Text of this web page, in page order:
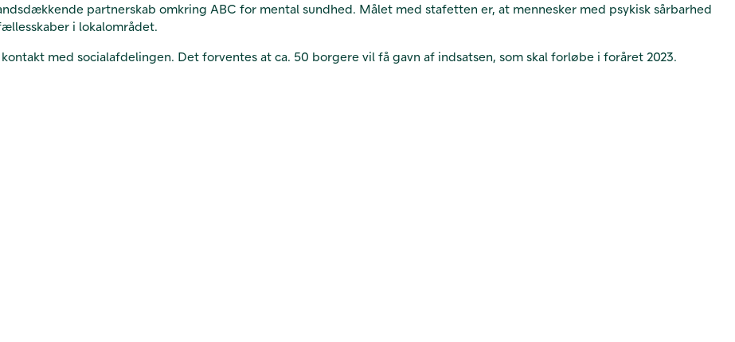
partnerskab omkring ABC for mental sundhed. Målet med stafetten er, at mennesker med psykisk sårbarhed
i lokalområdet.
med socialafdelingen. Det forventes at ca. 50 borgere vil få gavn af indsatsen, som skal forløbe i foråret 2023.